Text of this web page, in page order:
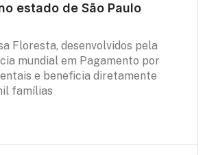
estado de São Paulo
Floresta, desenvolvidos pela
mundial em Pagamento por
e beneficia diretamente
famílias